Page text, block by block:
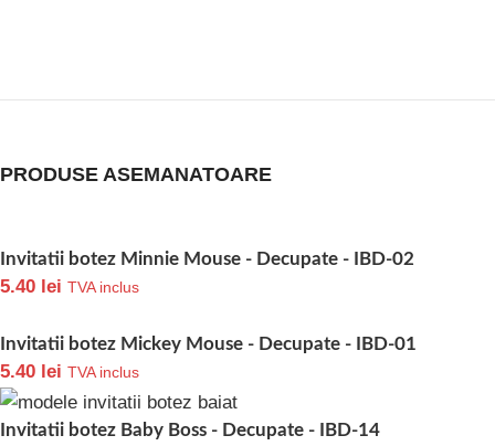
PRODUSE ASEMANATOARE
Invitatii botez Minnie Mouse - Decupate - IBD-02
5.40 lei TVA inclus
Invitatii botez Mickey Mouse - Decupate - IBD-01
5.40 lei TVA inclus
Invitatii botez Baby Boss - Decupate - IBD-14